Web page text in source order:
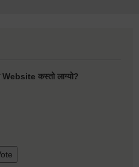
Website कस्तो लाग्यो?